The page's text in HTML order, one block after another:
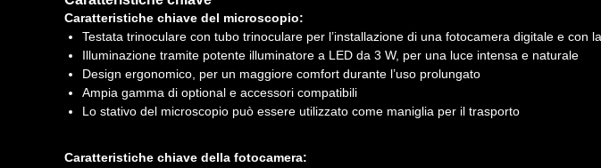
Caratteristiche chiave del microscopio:
Testata trinoculare con tubo trinoculare per l’installazione di una fotocamera digitale e con
Illuminazione tramite potente illuminatore a LED da 3 W, per una luce intensa e naturale
Design ergonomico, per un maggiore comfort durante l’uso prolungato
Ampia gamma di optional e accessori compatibili
Lo stativo del microscopio può essere utilizzato come maniglia per il trasporto
Caratteristiche chiave della fotocamera: